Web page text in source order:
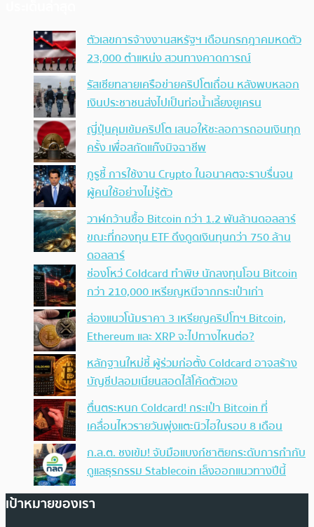
ตัวเลขการจ้างงานสหรัฐฯ เดือนกรกฎาคมหดตัว
23,000 ตำแหน่ง สวนทางคาดการณ์
รัสเซียทลายเครือข่ายคริปโตเถื่อน หลังพบหลอก
เงินประชาชนส่งไปเป็นท่อน้ำเลี้ยงยูเครน
ญี่ปุ่นคุมเข้มคริปโต เสนอให้ชะลอการถอนเงินทุก
ครั้ง เพื่อสกัดแก๊งมิจฉาชีพ
กูรูชี้ การใช้งาน Crypto ในอนาคตจะราบรื่นจน
ผู้คนใช้อย่างไม่รู้ตัว
วาฬกว้านซื้อ Bitcoin กว่า 1.2 พันล้านดอลลาร์
ขณะที่กองทุน ETF ดึงดูดเงินทุนกว่า 750 ล้าน
ดอลลาร์
ช่องโหว่ Coldcard ทำพิษ นักลงทุนโอน Bitcoin
กว่า 210,000 เหรียญหนีจากกระเป๋าเก่า
ส่องแนวโน้มราคา 3 เหรียญคริปโทฯ Bitcoin,
Ethereum และ XRP จะไปทางไหนต่อ?
หลักฐานใหม่ชี้ ผู้ร่วมก่อตั้ง Coldcard อาจสร้าง
บัญชีปลอมเนียนสอดไส้โค้ดตัวเอง
ตื่นตระหนก Coldcard! กระเป๋า Bitcoin ที่
เคลื่อนไหวรายวันพุ่งแตะนิวไฮในรอบ 8 เดือน
ก.ล.ต. ชงเข้ม! จับมือแบงก์ชาติยกระดับการกำกับ
ดูแลธุรกรรม Stablecoin เล็งออกแนวทางปีนี้
เป้าหมายของเรา